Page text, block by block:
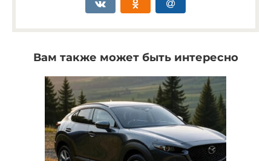
Вам также может быть интересно